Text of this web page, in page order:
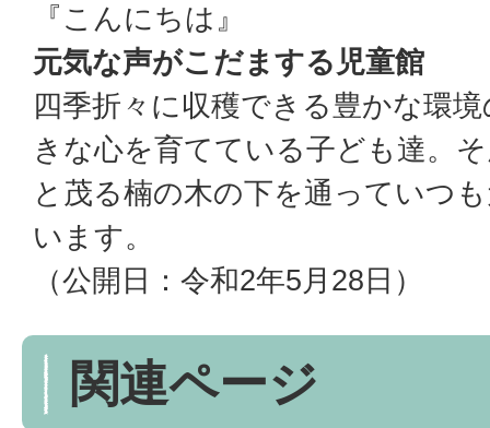
『こんにちは』
元気な声がこだまする児童館
四季折々に収穫できる豊かな環
きな心を育てている子ども達。
と茂る楠の木の下を通っていつ
います。
（公開日：令和2年5月28日）
関連ページ